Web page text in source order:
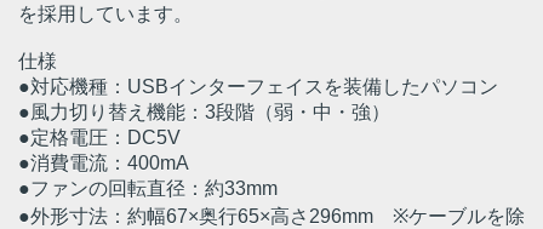
を採用しています。
仕様
●対応機種：USBインターフェイスを装備したパソコン
●風力切り替え機能：3段階（弱・中・強）
●定格電圧：DC5V
●消費電流：400mA
●ファンの回転直径：約33mm
●外形寸法：約幅67×奥行65×高さ296mm ※ケーブルを除